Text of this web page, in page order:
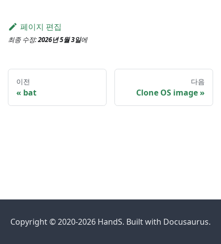
페이지 편집
최종 수정:2026년 5월 3일에
이전
bat
다음
Clone OS image
Copyright © 2020-2026 HandS. Built with Docusaurus.